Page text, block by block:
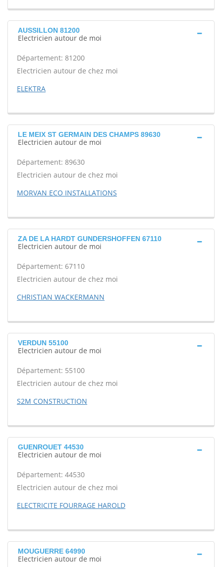
AUSSILLON 81200
Electricien autour de moi
Département: 81200
Electricien autour de chez moi
ELEKTRA
LE MEIX ST GERMAIN DES CHAMPS 89630
Electricien autour de moi
Département: 89630
Electricien autour de chez moi
MORVAN ECO INSTALLATIONS
ZA DE LA HARDT GUNDERSHOFFEN 67110
Electricien autour de moi
Département: 67110
Electricien autour de chez moi
CHRISTIAN WACKERMANN
VERDUN 55100
Electricien autour de moi
Département: 55100
Electricien autour de chez moi
S2M CONSTRUCTION
GUENROUET 44530
Electricien autour de moi
Département: 44530
Electricien autour de chez moi
ELECTRICITE FOURRAGE HAROLD
MOUGUERRE 64990
Electricien autour de moi